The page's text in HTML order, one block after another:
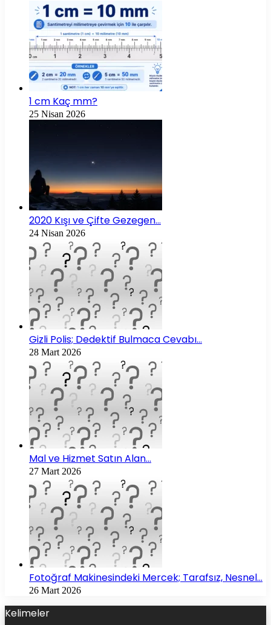
1 cm Kaç mm?
25 Nisan 2026
2020 Kışı ve Çifte Gezegen…
24 Nisan 2026
Gizli Polis; Dedektif Bulmaca Cevabı…
28 Mart 2026
Mal ve Hizmet Satın Alan…
27 Mart 2026
Fotoğraf Makinesindeki Mercek; Tarafsız, Nesnel…
26 Mart 2026
Kelimeler